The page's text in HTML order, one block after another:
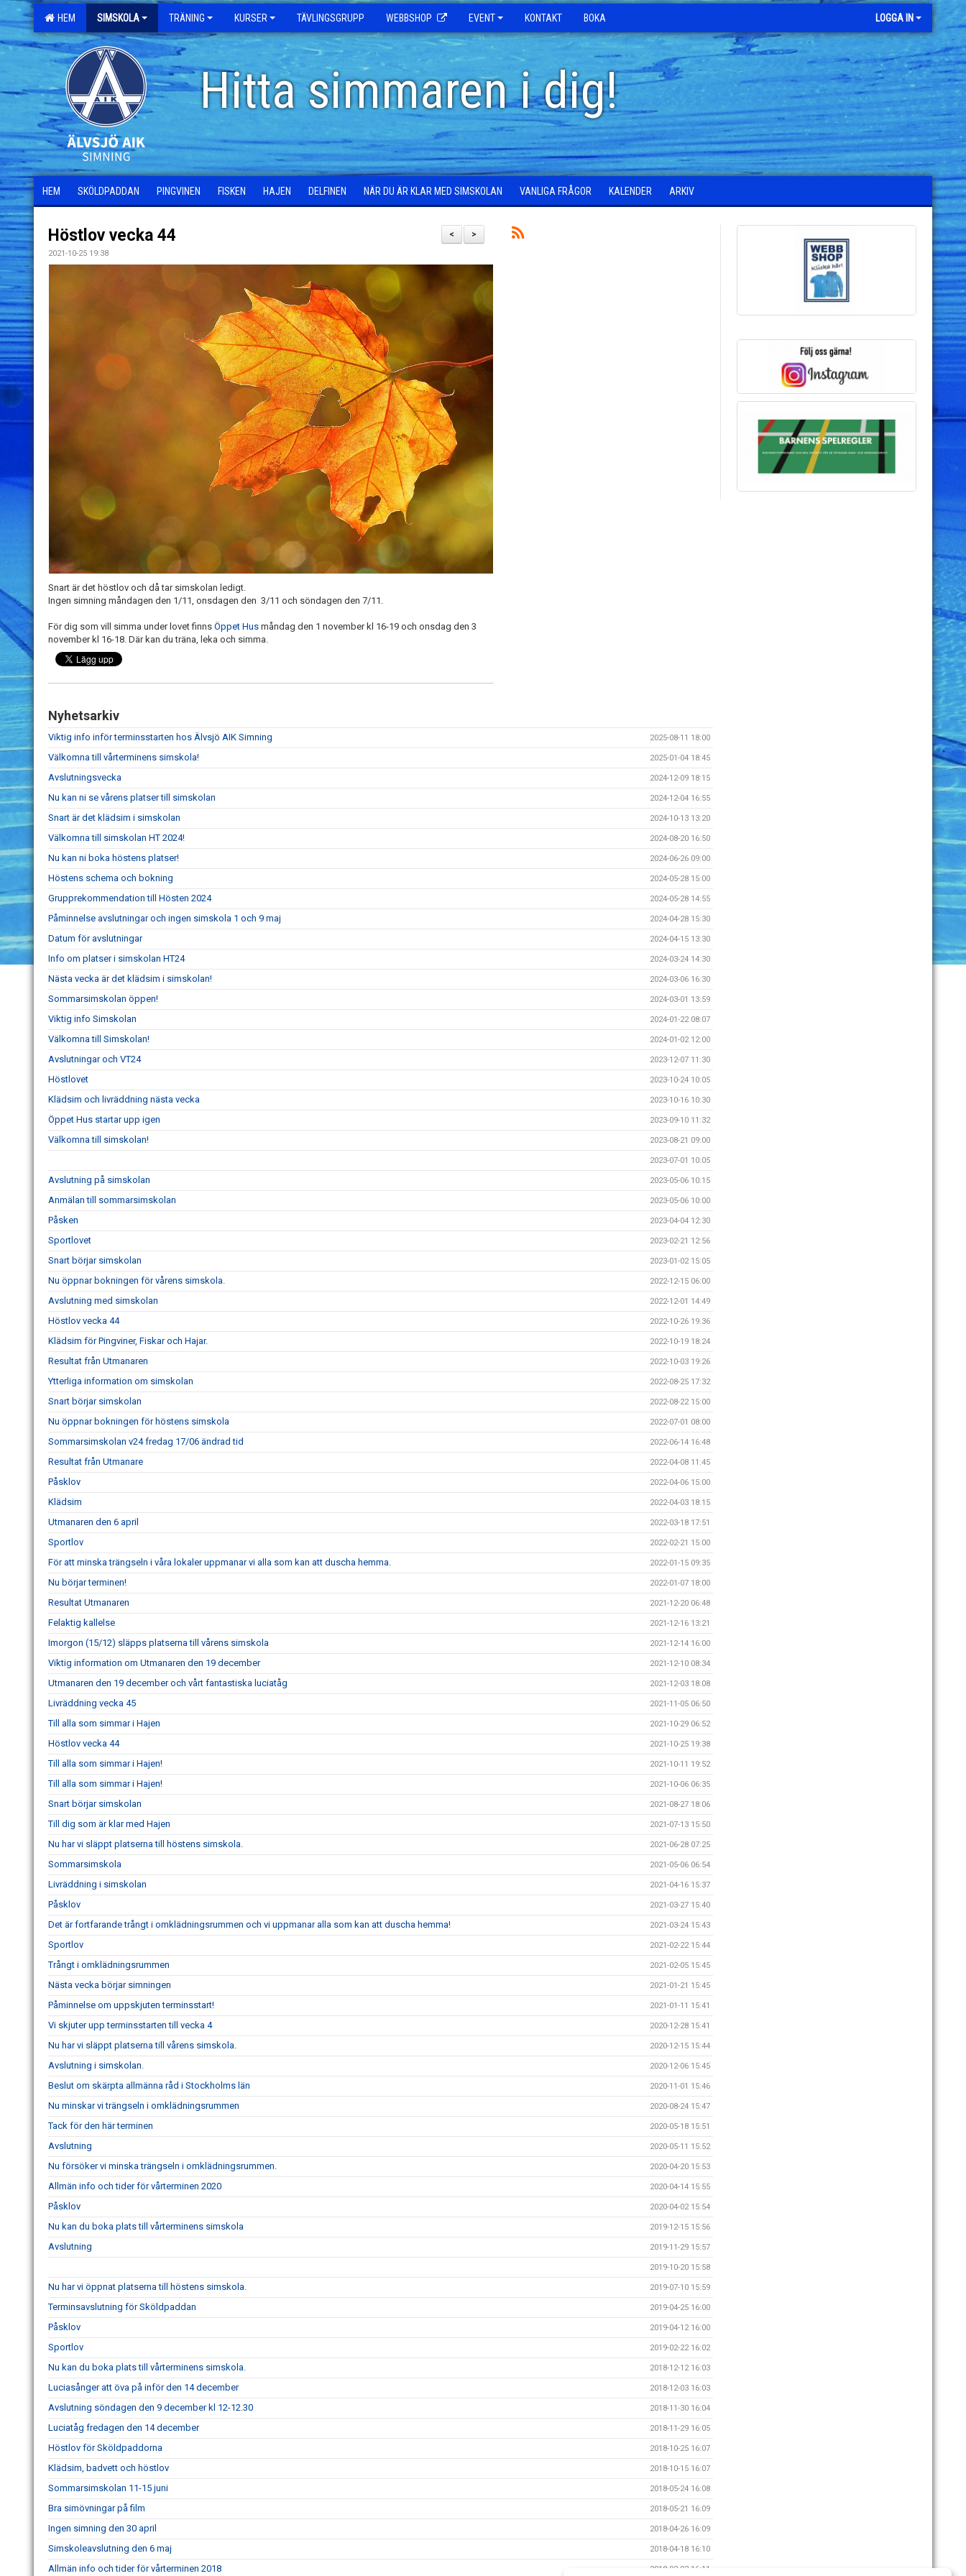
HEM SIMSKOLA TRÄNING KURSER TÄVLINGSGRUPP WEBBSHOP EVENT KONTAKT BOKA LOGGA IN
Hitta simmaren i dig!
HEM SKÖLDPADDAN PINGVINEN FISKEN HAJEN DELFINEN NÄR DU ÄR KLAR MED SIMSKOLAN VANLIGA FRÅGOR KALENDER ARKIV
>
<
Höstlov vecka 44
2021-10-25 19:38
Snart är det höstlov och då tar simskolan ledigt.
Ingen simning måndagen den 1/11, onsdagen den 3/11 och söndagen den 7/11.
För dig som vill simma under lovet finns Öppet Hus måndag den 1 november kl 16-19 och onsdag den 3
november kl 16-18. Där kan du träna, leka och simma.
Nyhetsarkiv
Viktig info inför terminsstarten hos Älvsjö AIK Simning 2025-08-11 18:00
Välkomna till vårterminens simskola! 2025-01-04 18:45
Avslutningsvecka 2024-12-09 18:15
Nu kan ni se vårens platser till simskolan 2024-12-04 16:55
Snart är det klädsim i simskolan 2024-10-13 13:20
Välkomna till simskolan HT 2024! 2024-08-20 16:50
Nu kan ni boka höstens platser! 2024-06-26 09:00
Höstens schema och bokning 2024-05-28 15:00
Grupprekommendation till Hösten 2024 2024-05-28 14:55
Påminnelse avslutningar och ingen simskola 1 och 9 maj 2024-04-28 15:30
Datum för avslutningar 2024-04-15 13:30
Info om platser i simskolan HT24 2024-03-24 14:30
Nästa vecka är det klädsim i simskolan! 2024-03-06 16:30
Sommarsimskolan öppen! 2024-03-01 13:59
Viktig info Simskolan 2024-01-22 08:07
Välkomna till Simskolan! 2024-01-02 12:00
Avslutningar och VT24 2023-12-07 11:30
Höstlovet 2023-10-24 10:05
Klädsim och livräddning nästa vecka 2023-10-16 10:30
Öppet Hus startar upp igen 2023-09-10 11:32
Välkomna till simskolan! 2023-08-21 09:00
2023-07-01 10:05
Avslutning på simskolan 2023-05-06 10:15
Anmälan till sommarsimskolan 2023-05-06 10:00
Påsken 2023-04-04 12:30
Sportlovet 2023-02-21 12:56
Snart börjar simskolan 2023-01-02 15:05
Nu öppnar bokningen för vårens simskola. 2022-12-15 06:00
Avslutning med simskolan 2022-12-01 14:49
Höstlov vecka 44 2022-10-26 19:36
Klädsim för Pingviner, Fiskar och Hajar. 2022-10-19 18:24
Resultat från Utmanaren 2022-10-03 19:26
Ytterliga information om simskolan 2022-08-25 17:32
Snart börjar simskolan 2022-08-22 15:00
Nu öppnar bokningen för höstens simskola 2022-07-01 08:00
Sommarsimskolan v24 fredag 17/06 ändrad tid 2022-06-14 16:48
Resultat från Utmanare 2022-04-08 11:45
Påsklov 2022-04-06 15:00
Klädsim 2022-04-03 18:15
Utmanaren den 6 april 2022-03-18 17:51
Sportlov 2022-02-21 15:00
För att minska trängseln i våra lokaler uppmanar vi alla som kan att duscha hemma. 2022-01-15 09:35
Nu börjar terminen! 2022-01-07 18:00
Resultat Utmanaren 2021-12-20 06:48
Felaktig kallelse 2021-12-16 13:21
Imorgon (15/12) släpps platserna till vårens simskola 2021-12-14 16:00
Viktig information om Utmanaren den 19 december 2021-12-10 08:34
Utmanaren den 19 december och vårt fantastiska luciatåg 2021-12-03 18:08
Livräddning vecka 45 2021-11-05 06:50
Till alla som simmar i Hajen 2021-10-29 06:52
Höstlov vecka 44 2021-10-25 19:38
Till alla som simmar i Hajen! 2021-10-11 19:52
Till alla som simmar i Hajen! 2021-10-06 06:35
Snart börjar simskolan 2021-08-27 18:06
Till dig som är klar med Hajen 2021-07-13 15:50
Nu har vi släppt platserna till höstens simskola. 2021-06-28 07:25
Sommarsimskola 2021-05-06 06:54
Livräddning i simskolan 2021-04-16 15:37
Påsklov 2021-03-27 15:40
Det är fortfarande trångt i omklädningsrummen och vi uppmanar alla som kan att duscha hemma! 2021-03-24 15:43
Sportlov 2021-02-22 15:44
Trångt i omklädningsrummen 2021-02-05 15:45
Nästa vecka börjar simningen 2021-01-21 15:45
Påminnelse om uppskjuten terminsstart! 2021-01-11 15:41
Vi skjuter upp terminsstarten till vecka 4 2020-12-28 15:41
Nu har vi släppt platserna till vårens simskola. 2020-12-15 15:44
Avslutning i simskolan. 2020-12-06 15:45
Beslut om skärpta allmänna råd i Stockholms län 2020-11-01 15:46
Nu minskar vi trängseln i omklädningsrummen 2020-08-24 15:47
Tack för den här terminen 2020-05-18 15:51
Avslutning 2020-05-11 15:52
Nu försöker vi minska trängseln i omklädningsrummen. 2020-04-20 15:53
Allmän info och tider för vårterminen 2020 2020-04-14 15:55
Påsklov 2020-04-02 15:54
Nu kan du boka plats till vårterminens simskola 2019-12-15 15:56
Avslutning 2019-11-29 15:57
2019-10-20 15:58
Nu har vi öppnat platserna till höstens simskola. 2019-07-10 15:59
Terminsavslutning för Sköldpaddan 2019-04-25 16:00
Påsklov 2019-04-12 16:00
Sportlov 2019-02-22 16:02
Nu kan du boka plats till vårterminens simskola. 2018-12-12 16:03
Luciasånger att öva på inför den 14 december 2018-12-03 16:03
Avslutning söndagen den 9 december kl 12-12.30 2018-11-30 16:04
Luciatåg fredagen den 14 december 2018-11-29 16:05
Höstlov för Sköldpaddorna 2018-10-25 16:07
Klädsim, badvett och höstlov 2018-10-15 16:07
Sommarsimskolan 11-15 juni 2018-05-24 16:08
Bra simövningar på film 2018-05-21 16:09
Ingen simning den 30 april 2018-04-26 16:09
Simskoleavslutning den 6 maj 2018-04-18 16:10
Allmän info och tider för vårterminen 2018 2018-02-03 16:11